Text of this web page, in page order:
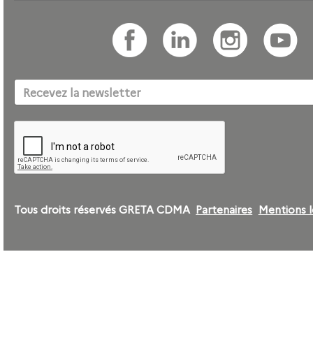
Tous droits réservés GRETA CDMA Partenaires Mentions